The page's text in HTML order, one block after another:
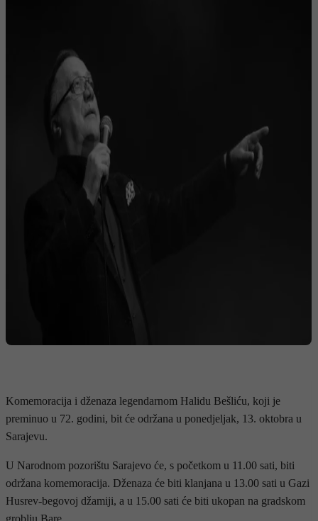
Komemoracija i dženaza legendarnom Halidu Bešliću, koji je
preminuo u 72. godini, bit će održana u ponedjeljak, 13. oktobra u
Sarajevu.
U Narodnom pozorištu Sarajevo će, s početkom u 11.00 sati, biti
održana komemoracija. Dženaza će biti klanjana u 13.00 sati u Gazi
Husrev-begovoj džamiji, a u 15.00 sati će biti ukopan na gradskom
groblju Bare.